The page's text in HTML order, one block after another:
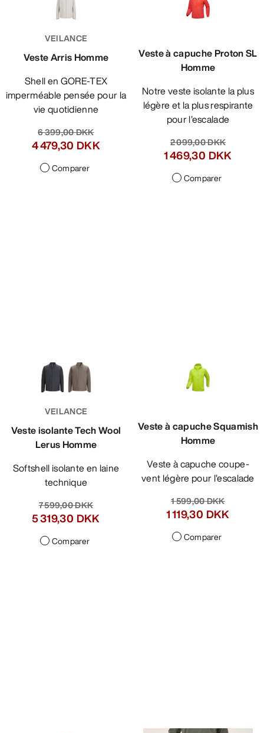
VEILANCE
Veste Arris Homme
Shell en GORE-TEX
imperméable pensée pour la
vie quotidienne
6 399,00 DKK
4 479,30 DKK
Comparer
Veste à capuche Proton SL
Homme
Notre veste isolante la plus
légère et la plus respirante
pour l’escalade
2 099,00 DKK
1 469,30 DKK
Comparer
VEILANCE
Veste isolante Tech Wool
Lerus Homme
Softshell isolante en laine
technique
7 599,00 DKK
5 319,30 DKK
Comparer
Veste à capuche Squamish
Homme
Veste à capuche coupe-
vent légère pour l’escalade
1 599,00 DKK
1 119,30 DKK
Comparer